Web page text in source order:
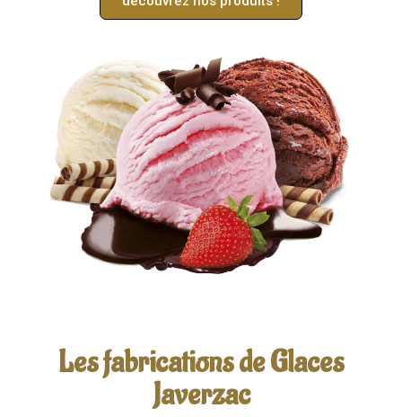
Les fabrications de Glaces
Javerzac